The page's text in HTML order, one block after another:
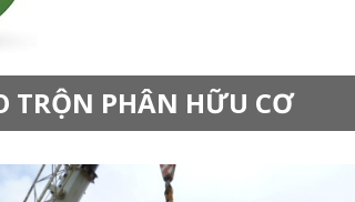
TRỘN PHÂN HỮU CƠ